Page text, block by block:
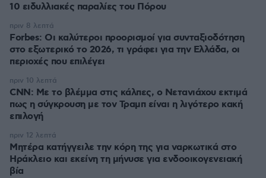
10 ειδυλλιακές παραλίες του Πόρου
Forbes: Οι καλύτεροι προορισμοί για συνταξιοδότηση
στο εξωτερικό το 2026, τι γράφει για την Ελλάδα, οι
περιοχές που επιλέγει
πριν 8 λεπτά
CNN: Με το βλέμμα στις κάλπες, ο Νετανιάχου εκτιμά
πως η σύγκρουση με τον Τραμπ είναι η λιγότερο κακή
επιλογή
πριν 10 λεπτά
Μητέρα κατήγγειλε την κόρη της για ναρκωτικά στο
Ηράκλειο και εκείνη τη μήνυσε για ενδοοικογενειακή
βία
πριν 12 λεπτά